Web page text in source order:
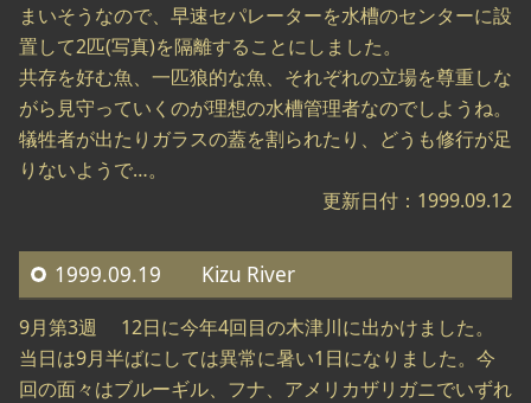
まいそうなので、早速セパレーターを水槽のセンターに設
置して2匹(写真)を隔離することにしました。
共存を好む魚、一匹狼的な魚、それぞれの立場を尊重しな
がら見守っていくのが理想の水槽管理者なのでしようね。
犠牲者が出たりガラスの蓋を割られたり、どうも修行が足
りないようで…。
更新日付：1999.09.12
1999.09.19 Kizu River
9月第3週 12日に今年4回目の木津川に出かけました。
当日は9月半ばにしては異常に暑い1日になりました。今
回の面々はブルーギル、フナ、アメリカザリガニでいずれ